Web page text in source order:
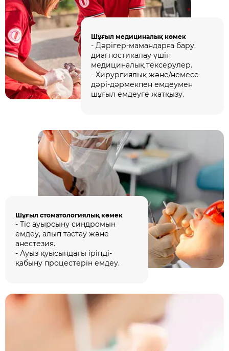
Шұғыл медициналық көмек
- Дәрігер-мамандарға бару,
диагностикалау үшін
медициналық тексерулер.
- Хирургиялық және/немесе
дәрі-дәрмекпен емдеумен
шұғыл емдеуге жатқызу.
Шұғыл стоматологиялық көмек
- Тіс ауырсыну синдромын
емдеу, алып тастау және
анестезия.
- Ауыз қуысындағы іріңді-
қабыну процестерін емдеу.